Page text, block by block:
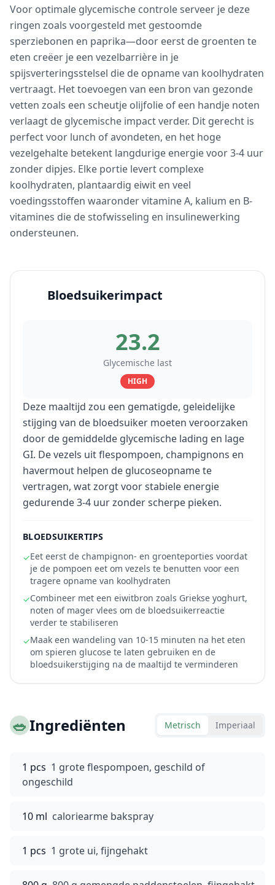
Voor optimale glycemische controle serveer je deze
ringen zoals voorgesteld met gestoomde
sperziebonen en paprika—door eerst de groenten te
eten creëer je een vezelbarrière in je
spijsverteringsstelsel die de opname van koolhydraten
vertraagt. Het toevoegen van een bron van gezonde
vetten zoals een scheutje olijfolie of een handje noten
verlaagt de glycemische impact verder. Dit gerecht is
perfect voor lunch of avondeten, en het hoge
vezelgehalte betekent langdurige energie voor 3-4 uur
zonder dipjes. Elke portie levert complexe
koolhydraten, plantaardig eiwit en veel
voedingsstoffen waaronder vitamine A, kalium en B-
vitamines die de stofwisseling en insulinewerking
ondersteunen.
Bloedsuikerimpact
23.2
Glycemische last
HIGH
Deze maaltijd zou een gematigde, geleidelijke
stijging van de bloedsuiker moeten veroorzaken
door de gemiddelde glycemische lading en lage
GI. De vezels uit flespompoen, champignons en
havermout helpen de glucoseopname te
vertragen, wat zorgt voor stabiele energie
gedurende 3-4 uur zonder scherpe pieken.
BLOEDSUIKERTIPS
✓Eet eerst de champignon- en groenteporties voordat
je de pompoen eet om vezels te benutten voor een
tragere opname van koolhydraten
✓Combineer met een eiwitbron zoals Griekse yoghurt,
noten of mager vlees om de bloedsuikerreactie
verder te stabiliseren
✓Maak een wandeling van 10-15 minuten na het eten
om spieren glucose te laten gebruiken en de
bloedsuikerstijging na de maaltijd te verminderen
🥗Ingrediënten Metrisch Imperiaal
1 pcs 1 grote flespompoen, geschild of
ongeschild
10 ml caloriearme bakspray
1 pcs 1 grote ui, fijngehakt